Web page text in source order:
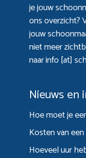
je jouw
ons overzicht?
jouw
niet meer
naar info [at]
Nieuws en
Hoe moet je
Kosten van
Hoeveel uur